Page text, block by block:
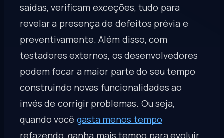
saídas, verificam exceções, tudo para
revelar a presença de defeitos prévia e
preventivamente. Além disso, com
testadores externos, os desenvolvedores
podem focar a maior parte do seu tempo
construindo novas funcionalidades ao
invés de corrigir problemas. Ou seja,
quando você gasta menos tempo
refazendo, ganha mais tempo para evoluir.